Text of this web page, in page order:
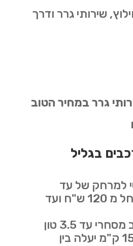
שירותי גרר ודרך
גרר במחיר הטוב
בגליל
למרחק של עד
15 ק"מ יעלה החל מ 120 ש"ח ועד
מחיר גרירת רכב מסחרי עד 3.5 טון
למרחק של עד 15 ק"מ יעלה בין